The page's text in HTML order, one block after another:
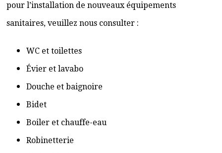
pour l’installation de nouveaux équipements
sanitaires, veuillez nous consulter :
WC et toilettes
Évier et lavabo
Douche et baignoire
Bidet
Boiler et chauffe-eau
Robinetterie